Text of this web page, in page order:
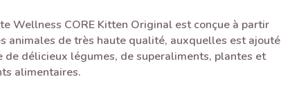
Wellness CORE Kitten Original est conçue à partir
animales de très haute qualité, auxquelles est ajouté
de délicieux légumes, de superaliments, plantes et
alimentaires.